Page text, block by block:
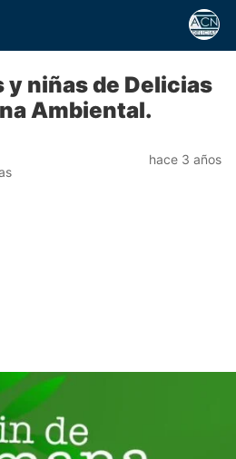
y niñas de Delicias
Ambiental.
hace 3 años